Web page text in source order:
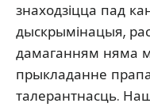
знаходзіцца пад
дыскрымінацыя,
дамаганням няма
прыкладанне
талерантнасць.